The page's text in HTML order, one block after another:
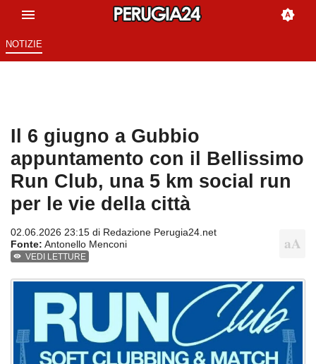
NOTIZIE
Il 6 giugno a Gubbio
appuntamento con il Bellissimo
Run Club, una 5 km social run
per le vie della città
02.06.2026 23:15 di Redazione Perugia24.net
Fonte: Antonello Menconi
VEDI LETTURE